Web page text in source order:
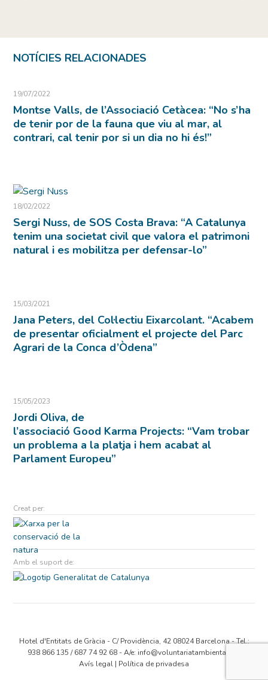
NOTÍCIES RELACIONADES
19/07/2022
Montse Valls, de l’Associació Cetàcea: “No s’ha
de tenir por de la fauna que viu al mar, al
contrari, cal tenir por si un dia no hi és!”
18/02/2022
Sergi Nuss, de SOS Costa Brava: “A Catalunya
tenim una societat civil que valora el patrimoni
natural i es mobilitza per defensar-lo”
15/03/2021
Jana Peters, del Col·lectiu Eixarcolant. “Acabem
de presentar oficialment el projecte del Parc
Agrari de la Conca d’Òdena”
15/05/2023
Jordi Oliva, de
l’associació Good Karma Projects: “Vam trobar
un problema a la platja i hem acabat al
Parlament Europeu”
Creat per:
Amb el suport de:
Hotel d'Entitats de Gràcia - C/ Providència, 42 08024 Barcelona - Tel.:
938 866 135 / 687 74 92 68 - A/e: info@voluntariatambiental.cat
Avís legal | Política de privadesa